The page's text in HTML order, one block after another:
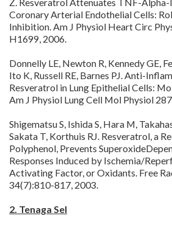
Z. Resveratrol Attenuates TNF-
Coronary Arterial Endothelial Cells:
Inhibition. Am J Physiol Heart Circ
H1699, 2006.
Donnelly LE, Newton R, Kennedy GE,
Ito K, Russell RE, Barnes PJ. Anti-
Resveratrol in Lung Epithelial Cells:
Am J Physiol Lung Cell Mol Physiol
Shigematsu S, Ishida S, Hara M,
Sakata T, Korthuis RJ. Resveratrol, a
Polyphenol, Prevents
Responses Induced by Ischemia/
Activating Factor, or Oxidants. Free
34(7):810-817, 2003.
2. Tenaga Sel